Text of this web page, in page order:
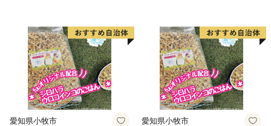
愛知県小牧市 愛知県小牧市